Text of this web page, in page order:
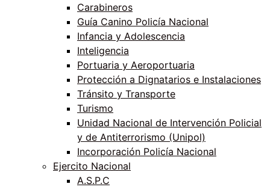
Carabineros
Guía Canino Policía Nacional
Infancia y Adolescencia
Inteligencia
Portuaria y Aeroportuaria
Protección a Dignatarios e Instalaciones
Tránsito y Transporte
Turismo
Unidad Nacional de Intervención Policial
y de Antiterrorismo (Unipol)
Incorporación Policía Nacional
Ejercito Nacional
A.S.P.C